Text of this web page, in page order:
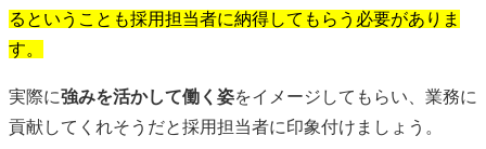
るということも採用担当者に納得してもらう必要がありま
す。
実際に強みを活かして働く姿をイメージしてもらい、業務に
貢献してくれそうだと採用担当者に印象付けましょう。